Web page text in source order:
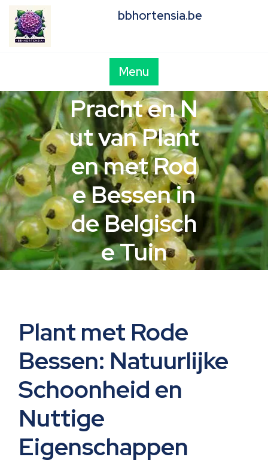
content
bbhortensia.be
Menu
Pracht en N
ut van Plant
en met Rod
e Bessen in
de Belgisch
e Tuin
Plant met Rode
Bessen: Natuurlijke
Schoonheid en
Nuttige
Eigenschappen